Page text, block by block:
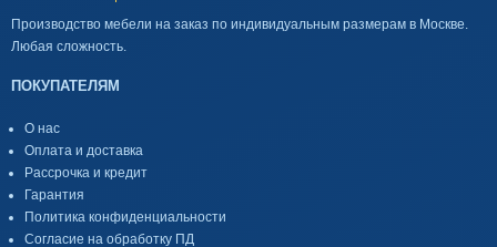
Производство мебели на заказ по индивидуальным размерам в Москве.
Любая сложность.
ПОКУПАТЕЛЯМ
О нас
Оплата и доставка
Рассрочка и кредит
Гарантия
Политика конфиденциальности
Согласие на обработку ПД